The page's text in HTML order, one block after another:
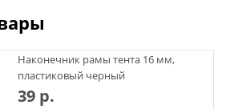
Наконечник рамы тента 16 мм,
пластиковый черный
39 р.